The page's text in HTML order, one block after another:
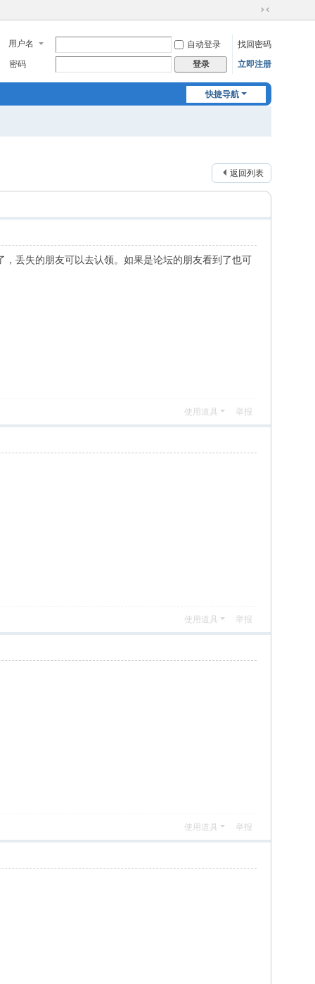
切
到
窄
用户名 自动登录
找回密码
密码
登录 立即注册
快捷导航
返回列表
丢失的朋友可以去认领。如果是论坛的朋友看到了也可
使用道具 举报
使用道具 举报
使用道具 举报